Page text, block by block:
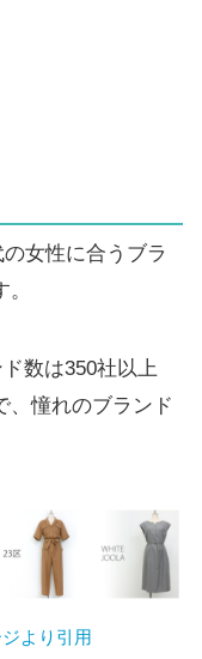
女性に合うブラ
数は350社以上
、憧れのブランド
より引用